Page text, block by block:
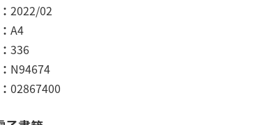
2022/02
A4
336
N94674
02867400